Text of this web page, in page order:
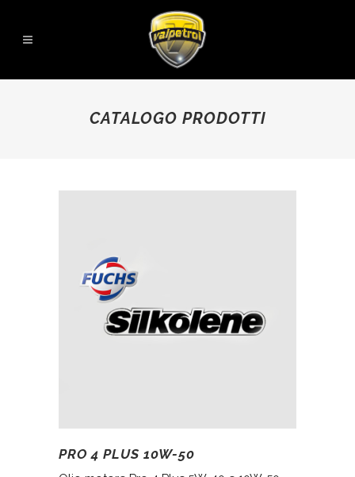
CATALOGO PRODOTTI
PRO 4 PLUS 10W-50